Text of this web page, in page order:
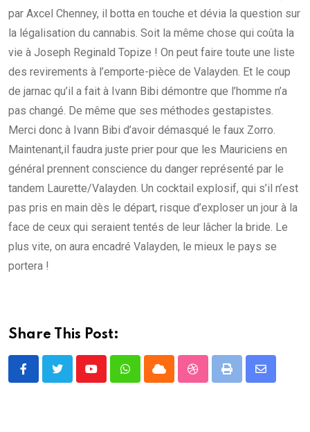
par Axcel Chenney, il botta en touche et dévia la question sur
la légalisation du cannabis. Soit la même chose qui coûta la
vie à Joseph Reginald Topize ! On peut faire toute une liste
des revirements à l’emporte-pièce de Valayden. Et le coup
de jarnac qu’il a fait à Ivann Bibi démontre que l’homme n’a
pas changé. De même que ses méthodes gestapistes.
Merci donc à Ivann Bibi d’avoir démasqué le faux Zorro.
Maintenant,il faudra juste prier pour que les Mauriciens en
général prennent conscience du danger représenté par le
tandem Laurette/Valayden. Un cocktail explosif, qui s’il n’est
pas pris en main dès le départ, risque d’exploser un jour à la
face de ceux qui seraient tentés de leur lâcher la bride. Le
plus vite, on aura encadré Valayden, le mieux le pays se
portera !
Share This Post:
YoutubeWhatsappCloud StumbleUpon
Print
Share